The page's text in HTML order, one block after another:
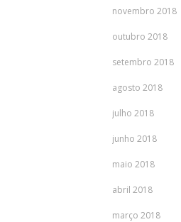
novembro 2018
outubro 2018
setembro 2018
agosto 2018
julho 2018
junho 2018
maio 2018
abril 2018
março 2018